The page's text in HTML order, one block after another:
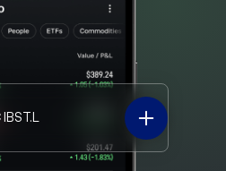
IBST.L